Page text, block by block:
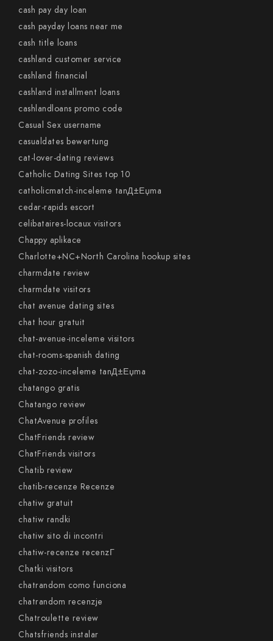
cash pay day loan
cash payday loans near me
cash title loans
cashland customer service
cashland financial
cashland installment loans
cashlandloans promo code
Casual Sex username
casualdates bewertung
cat-lover-dating reviews
Catholic Dating Sites top 10
catholicmatch-inceleme tanД±Еџma
cedar-rapids escort
celibataires-locaux visitors
Chappy aplikace
Charlotte+NC+North Carolina hookup sites
charmdate review
charmdate visitors
chat avenue dating sites
chat hour gratuit
chat-avenue-inceleme visitors
chat-rooms-spanish dating
chat-zozo-inceleme tanД±Еџma
chatango gratis
Chatango review
ChatAvenue profiles
ChatFriends review
ChatFriends visitors
Chatib review
chatib-recenze Recenze
chatiw gratuit
chatiw randki
chatiw sito di incontri
chatiw-recenze recenzГ­
Chatki visitors
chatrandom como funciona
chatrandom recenzje
Chatroulette review
Chatsfriends instalar